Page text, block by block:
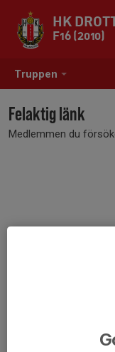
Truppen
HK
F16 (2010)
Felaktig länk
Medlemmen du